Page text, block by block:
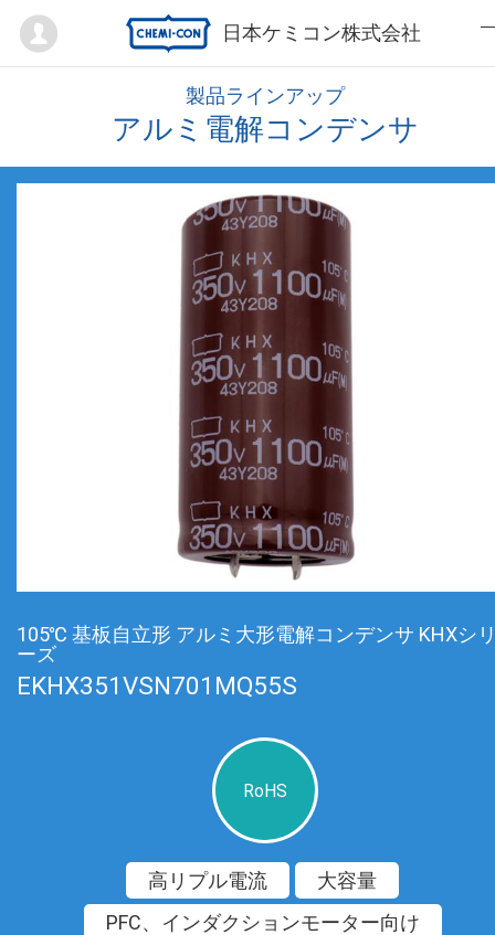
日本ケミコン株式会社
Mypage
製品ラインアップ
アルミ電解コンデンサ
105℃ 基板自立形 アルミ大形電解コンデンサ KHXシ
ーズ
EKHX351VSN701MQ55S
RoHS
高リプル電流
大容量
PFC、インダクションモーター向け